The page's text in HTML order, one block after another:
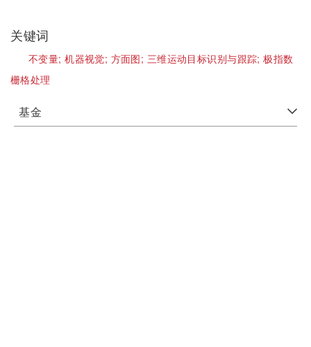
关键词
不变量;机器视觉; 方面图; 三维运动目标识别与跟踪;极指数
栅格处理
基金